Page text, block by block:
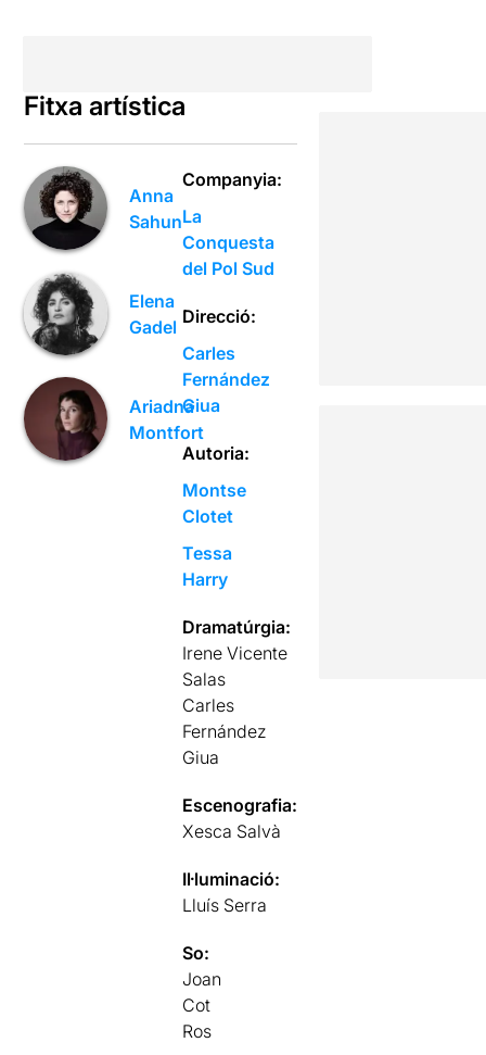
Fitxa artística
Anna
Sahun
Elena
Gadel
Ariadna
Montfort
Companyia:
La
Conquesta
del Pol Sud
Direcció:
Carles
Fernández
Giua
Autoria:
Montse
Clotet
Tessa
Harry
Dramatúrgia:
Irene Vicente
Salas
Carles
Fernández
Giua
Escenografia:
Xesca Salvà
Il·luminació:
Lluís Serra
So:
Joan
Cot
Ros